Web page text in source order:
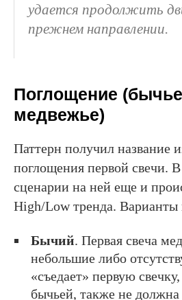
удается продолжить
прежнем направлении.
Поглощение
медвежье)
Паттерн получил название
поглощения первой свечи.
сценарии на ней еще и
High/Low тренда. Варианты
Бычий. Первая свеча
небольшие либо
«съедает» первую
бычьей, также не